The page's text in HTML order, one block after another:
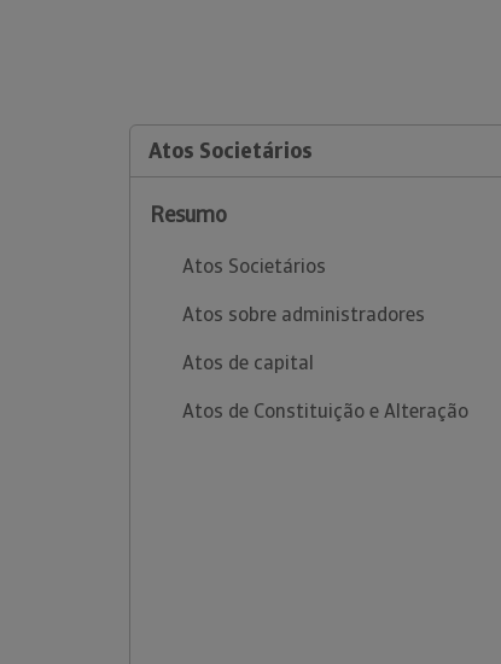
Atos Societários
Resumo
Atos Societários
Atos sobre administradores
Atos de capital
Atos de Constituição e Alteração